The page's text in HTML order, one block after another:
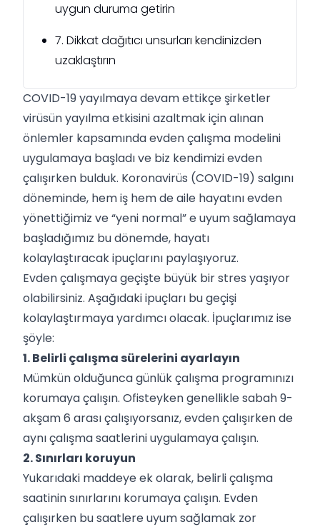
uygun duruma getirin
7. Dikkat dağıtıcı unsurları kendinizden
uzaklaştırın
COVID-19 yayılmaya devam ettikçe şirketler
virüsün yayılma etkisini azaltmak için alınan
önlemler kapsamında evden çalışma modelini
uygulamaya başladı ve biz kendimizi evden
çalışırken bulduk. Koronavirüs (COVID-19) salgını
döneminde, hem iş hem de aile hayatını evden
yönettiğimiz ve “yeni normal” e uyum sağlamaya
başladığımız bu dönemde, hayatı
kolaylaştıracak ipuçlarını paylaşıyoruz.
Evden çalışmaya geçişte büyük birstres yaşıyor
olabilirsiniz. Aşağıdaki ipuçları bu geçişi
kolaylaştırmaya yardımcı olacak. İpuçlarımız ise
şöyle:
1. Belirli çalışma sürelerini ayarlayın
Mümkün olduğunca günlük çalışma programınızı
korumaya çalışın. Ofisteyken genellikle sabah 9-
akşam 6 arası çalışıyorsanız, evden çalışırken de
aynı çalışma saatlerini uygulamaya çalışın.
2. Sınırları koruyun
Yukarıdaki maddeye ek olarak, belirli çalışma
saatinin sınırlarını korumaya çalışın. Evden
çalışırken bu saatlere uyum sağlamak zor